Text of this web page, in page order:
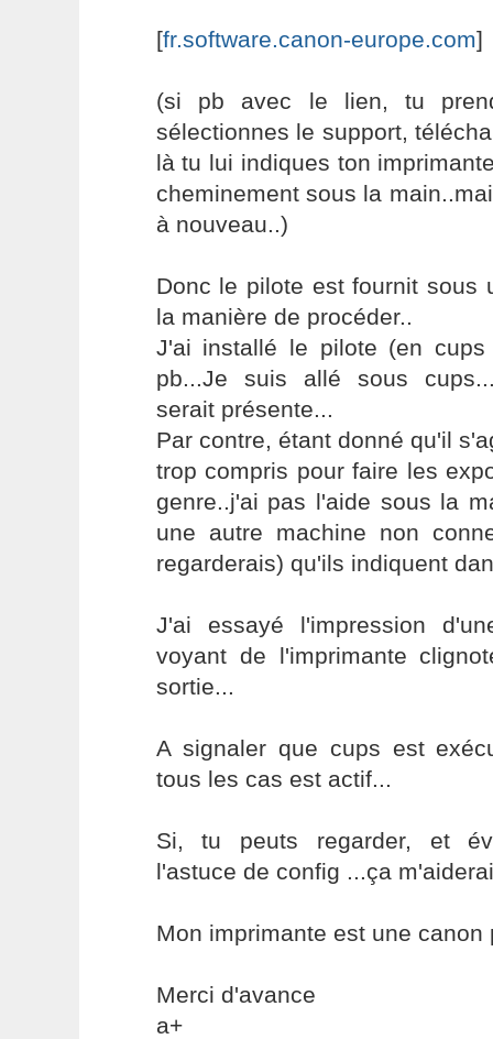
[fr.software.canon-europe.com]
(si pb avec le lien, tu
sélectionnes le support,
là tu lui indiques ton
cheminement sous la
à nouveau..)
Donc le pilote est fournit sous
la manière de procéder..
J'ai installé le pilote (en
pb...Je suis allé sous
serait présente...
Par contre, étant donné qu'il
trop compris pour faire les
genre..j'ai pas l'aide sous la
une autre machine non
regarderais) qu'ils indiquent
J'ai essayé l'impression
voyant de l'imprimante
sortie...
A signaler que cups est
tous les cas est actif...
Si, tu peuts regarder, et
l'astuce de config ...ça
Mon imprimante est une canon
Merci d'avance
a+